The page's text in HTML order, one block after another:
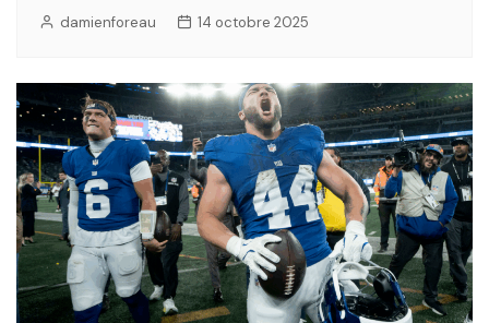
damienforeau 14 octobre 2025